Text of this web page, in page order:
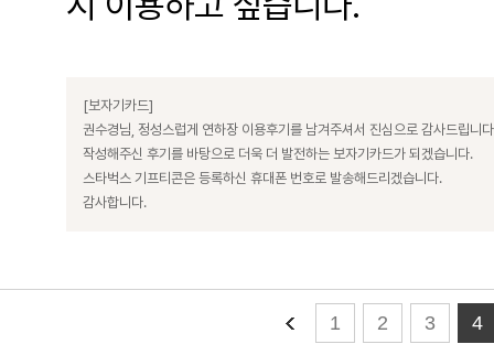
[보자기카드]
권수경님, 정성스럽게 연하장 이용후기를 남겨주셔서 진심으로 감사드립니
작성해주신 후기를 바탕으로 더욱 더 발전하는 보자기카드가 되겠습니다.
스타벅스 기프티콘은 등록하신 휴대폰 번호로 발송해드리겠습니다.
감사합니다.
1 2 3 4